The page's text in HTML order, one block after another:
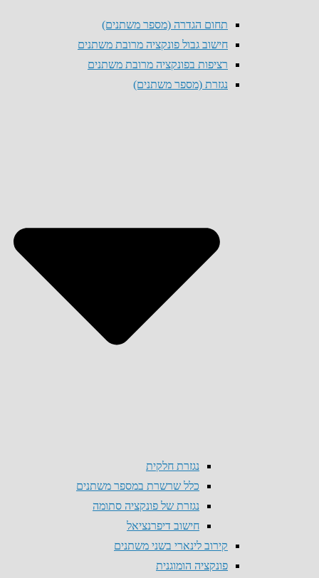
תחום הגדרה (מספר משתנים)
חישוב גבול פונקציה מרובת משתנים
רציפות בפונקציה מרובת משתנים
נגזרת (מספר משתנים)
נגזרת חלקית
כלל שרשרת במספר משתנים
נגזרת של פונקציה סתומה
חישוב דיפרנציאל
קירוב לינארי בשני משתנים
פונקציה הומוגנית